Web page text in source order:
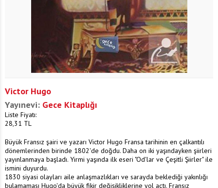
Victor Hugo
Yayınevi: Gece Kitaplığı
Liste Fiyatı:
28,31 TL
Büyük Fransız şairi ve yazarı Victor Hugo Fransa tarihinin en çalkantılı
dönemlerinden birinde 1802'de doğdu. Daha on iki yaşındayken şiirleri
yayınlanmaya başladı. Yirmi yaşında ilk eseri "Od'lar ve Çeşitli Şiirler" ile
ismini duyurdu.
1830 siyasi olayları aile anlaşmazlıkları ve sarayda bekledi­ği yakınlığı
bulamaması Hugo'da büyük fikir değişikliklerine yol açtı. Fransız